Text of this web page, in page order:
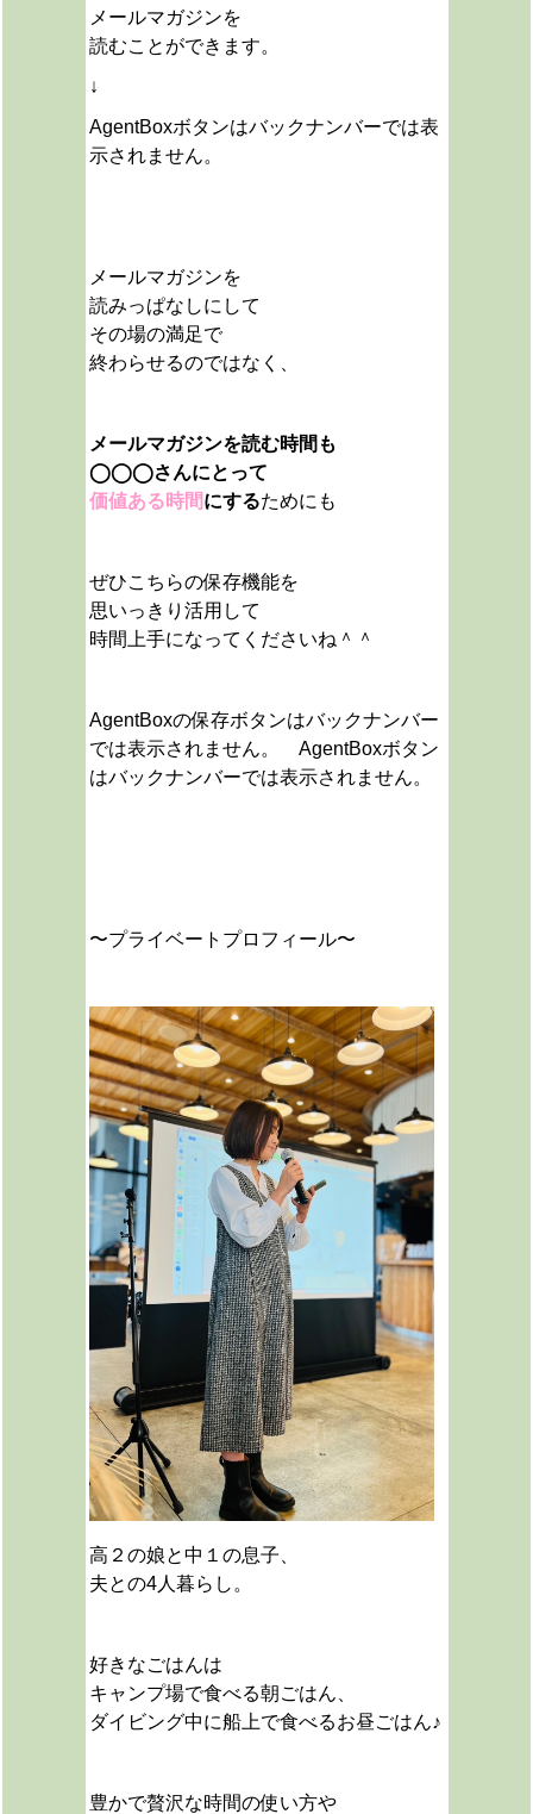
メールマガジンを
読むことができます。
↓
AgentBoxボタンはバックナンバーでは表
示されません。
メールマガジンを
読みっぱなしにして
その場の満足で
終わらせるのではなく、
メールマガジンを読む時間も
◯◯◯さんにとって
価値ある時間にするためにも
ぜひこちらの保存機能を
思いっきり活用して
時間上手になってくださいね＾＾
AgentBoxの保存ボタンはバックナンバー
では表示されません。 AgentBoxボタン
はバックナンバーでは表示されません。
〜プライベートプロフィール〜
高２の娘と中１の息子、
夫との4人暮らし。
好きなごはんは
キャンプ場で食べる朝ごはん、
ダイビング中に船上で食べるお昼ごはん♪
豊かで贅沢な時間の使い方や